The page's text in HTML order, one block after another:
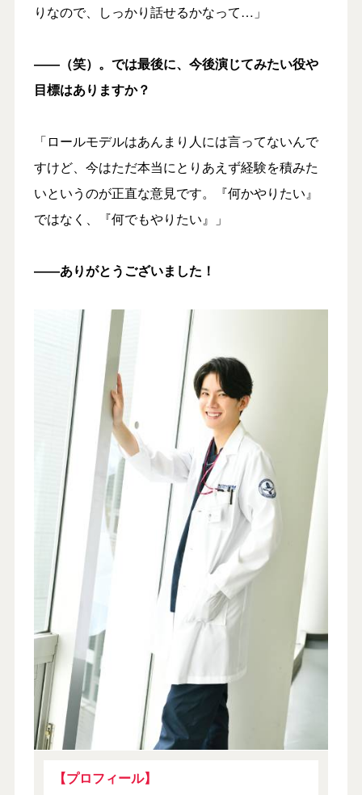
りなので、しっかり話せるかなって…」
――（笑）。では最後に、今後演じてみたい役や
目標はありますか？
「ロールモデルはあんまり人には言ってないんで
すけど、今はただ本当にとりあえず経験を積みた
いというのが正直な意見です。『何かやりたい』
ではなく、『何でもやりたい』」
――ありがとうございました！
【プロフィール】